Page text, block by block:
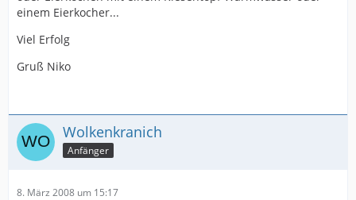
einem Eierkocher...
Viel Erfolg
Gruß Niko
Wolkenkranich
Anfänger
8. März 2008 um 15:17